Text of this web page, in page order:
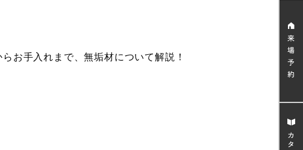
お手入れまで、無垢材について解説！